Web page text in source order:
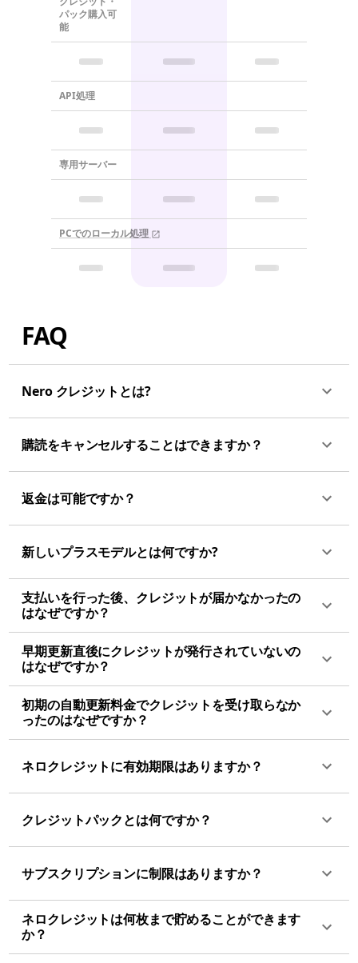
パック購入可
能
API処理
専用サーバー
PCでのローカル処理
FAQ
Nero クレジットとは?
購読をキャンセルすることはできますか？
返金は可能ですか？
新しいプラスモデルとは何ですか?
支払いを行った後、クレジットが届かなかったの
はなぜですか？
早期更新直後にクレジットが発行されていないの
はなぜですか？
初期の自動更新料金でクレジットを受け取らなか
ったのはなぜですか？
ネロクレジットに有効期限はありますか？
クレジットパックとは何ですか？
サブスクリプションに制限はありますか？
ネロクレジットは何枚まで貯めることができます
か？